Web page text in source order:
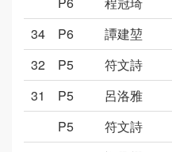
34
P6 譚建堃
32
P5 符文詩
31
P5 呂洛雅
P5
符文詩